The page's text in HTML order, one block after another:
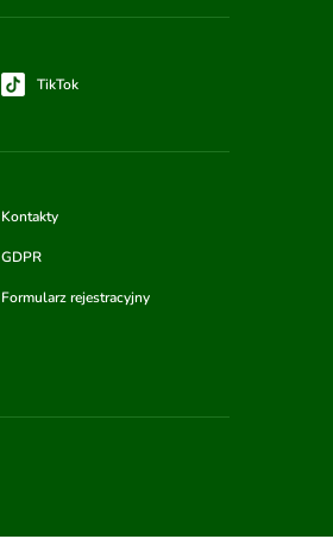
TikTok
Kontakty
GDPR
Formularz rejestracyjny